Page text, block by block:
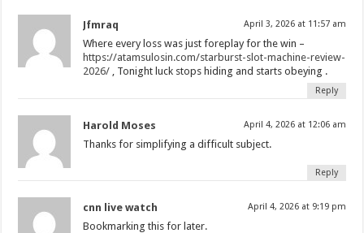
Jfmraq April 3, 2026 at 11:57 am
Where every loss was just foreplay for the win –
https://atamsulosin.com/starburst-slot-machine-review-
2026/ , Tonight luck stops hiding and starts obeying .
Reply
Harold Moses April 4, 2026 at 12:06 am
Thanks for simplifying a difficult subject.
Reply
cnn live watch April 4, 2026 at 9:19 pm
Bookmarking this for later.